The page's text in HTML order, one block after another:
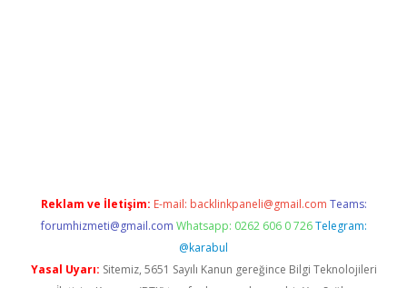
Reklam ve İletişim: E-mail: backlinkpaneli@gmail.com Teams:
forumhizmeti@gmail.com Whatsapp: 0262 606 0 726 Telegram:
@karabul
Yasal Uyarı: Sitemiz, 5651 Sayılı Kanun gereğince Bilgi Teknolojileri